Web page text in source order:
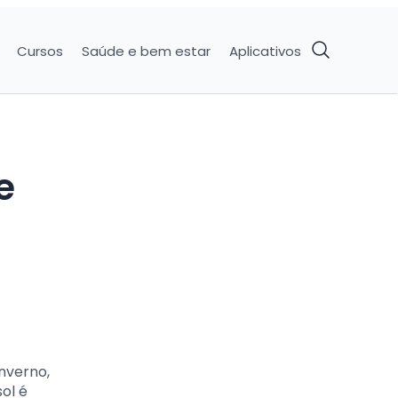
Cursos Saúde e bem estar Aplicativos
é